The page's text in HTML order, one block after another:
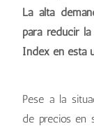
La alta
para reducir
Index en esta
Pese a la
de precios en